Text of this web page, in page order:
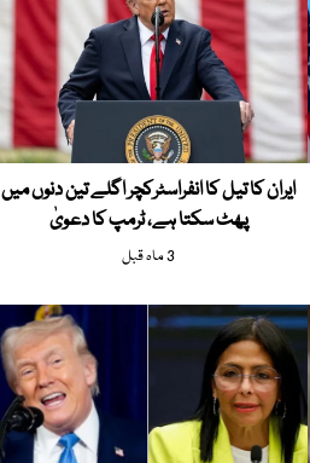
ایران کا تیل کا انفراسٹرکچر اگلے تین دنوں میں
پھٹ سکتا ہے، ٹرمپ کا دعویٰ
3 ماہ قبل